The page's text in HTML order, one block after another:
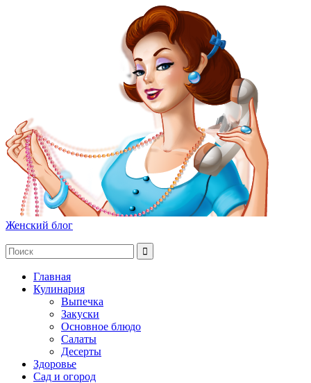
Женский блог
Главная
Кулинария
Выпечка
Закуски
Основное блюдо
Салаты
Десерты
Здоровье
Сад и огород